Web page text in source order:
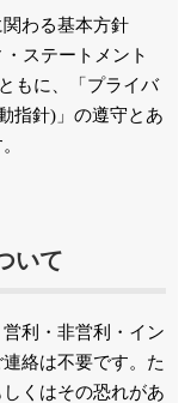
わる基本方針
ステートメント
もに、「プライバ
指針)」の遵守とあ
いて
利・非営利・イン
絡は不要です。た
くはその恐れがあ